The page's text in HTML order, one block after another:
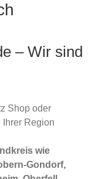
– Wir sind
Shop oder
Ihrer Region
wie
Gondorf,